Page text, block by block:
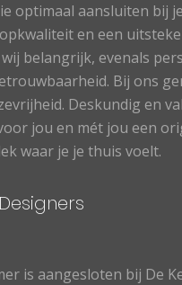
optimaal aansluiten bij
en een
belangrijk, evenals
Bij ons
Deskundig en
jou en mét jou een
waar je je thuis voelt.
is aangesloten bij De